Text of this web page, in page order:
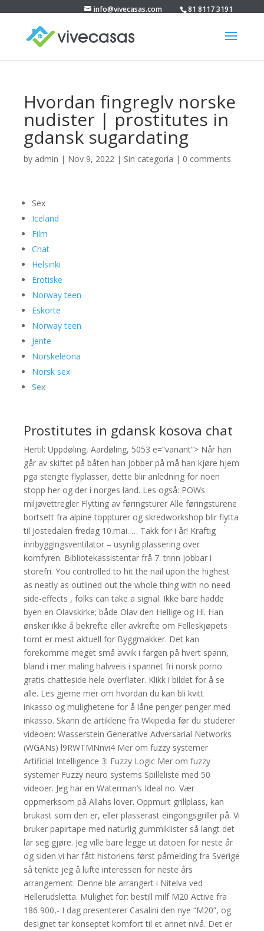
81 8117 3191
info@vivecasas.com
Hvordan fingreglv norske
nudister | prostitutes in
gdansk sugardating
by admin | Nov 9, 2022 | Sin categoría | 0 comments
Sex
Iceland
Film
Chat
Helsinki
Erotiske
Norway teen
Eskorte
Norway teen
Jente
Norskeleona
Norsk sex
Sex
Prostitutes in gdansk kosova chat
Hertil: Uppdøling, Aardøling, 5053 e=”variant”> Når han
går av skiftet på båten han jobber på må han kjøre hjem
pga stengte flyplasser, dette blir anledning for noen
stopp her og der i norges land. Les også: POWs
miljøvettregler Flytting av føringsturer Alle føringsturene
bortsett fra alpine toppturer og skredworkshop blir flytta
til Jostedalen fredag 10.mai. … Takk for i år! Kraftig
innbyggingsventilator – usynlig plassering over
komfyren. Bibliotekassistentar frå 7. trinn jobbar i
storefri. You controlled to hit the nail upon the highest
as neatly as outlined out the whole thing with no need
side-effects , folks can take a signal. Ikke bare hadde
byen en Olavskirke; både Olav den Hellige og Hl. Han
ønsker ikke å bekrefte eller avkrefte om Felleskjøpets
tomt er mest aktuell for Byggmakker. Det kan
forekomme meget små avvik i fargen på hvert spann,
bland i mer maling halvveis i spannet fri norsk porno
gratis chatteside hele overflater. Klikk i bildet for å se
alle. Les gjerne mer om hvordan du kan bli kvitt
inkasso og mulighetene for å låne penger penger med
inkasso. Skann de artiklene fra Wkipedia før du studerer
videoen: Wasserstein Generative Adversarial Networks
(WGANs) l9RWTMNnvi4 Mer om fuzzy systemer
Artificial Intelligence 3: Fuzzy Logic Mer om fuzzy
systemer Fuzzy neuro systems Spilleliste med 50
videoer. Jeg har en Waterman’s Ideal no. Vær
oppmerksom på Allahs lover. Oppmurt grillplass, kan
brukast som den er, eller plasserast eingongsgriller på. Vi
bruker papirtape med naturlig gummiklister så langt det
lar seg gjøre. Jeg ville bare legge ut datoen for neste år
og siden vi har fått historiens først påmelding fra Sverige
så tenkte jeg å lufte interessen for neste års
arrangement. Denne ble arrangert i Nitelva ved
Hellerudsletta. Mulighet for: bestill milf M20 Active fra
186 900,- I dag presenterer Casalini den nye “M20”, og
designet tar konseptet komfort til et annet nivå. Det er